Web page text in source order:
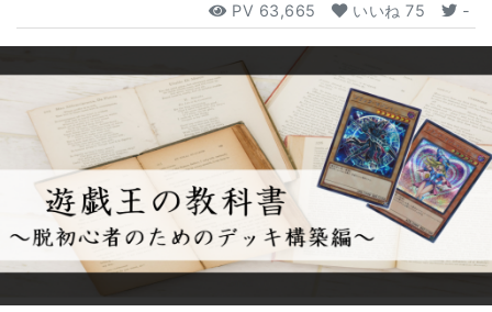
PV 63,665 いいね75 -